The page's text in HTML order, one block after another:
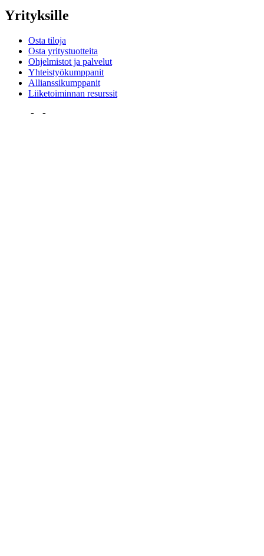
Yrityksille
Osta tiloja
Osta yritystuotteita
Ohjelmistot ja palvelut
Yhteistyökumppanit
Allianssikumppanit
Liiketoiminnan resurssit
Koulukäyttöön